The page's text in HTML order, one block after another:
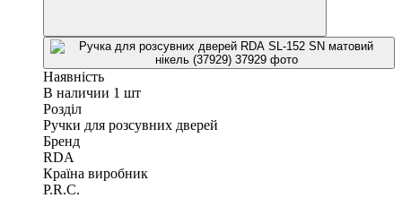
Наявність
В наличии 1 шт
Розділ
Ручки для розсувних дверей
Бренд
RDA
Країна виробник
P.R.C.